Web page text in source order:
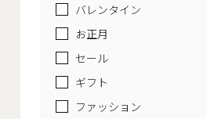
バレンタイン
お正月
セール
ギフト
ファッション